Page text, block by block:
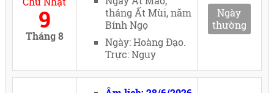
9
Tháng 8
tháng Ất Mùi, năm
Bính Ngọ
Ngày: Hoàng Đạo.
Trực: Nguy
Ngày
thường